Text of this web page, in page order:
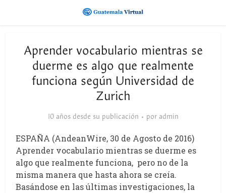
Aprender vocabulario mientras se
duerme es algo que realmente
funciona según Universidad de
Zurich
10 años desde su publicación por admin
ESPAÑA (AndeanWire, 30 de Agosto de 2016)
Aprender vocabulario mientras se duerme es
algo que realmente funciona, pero no de la
misma manera que hasta ahora se creía.
Basándose en las últimas investigaciones, la